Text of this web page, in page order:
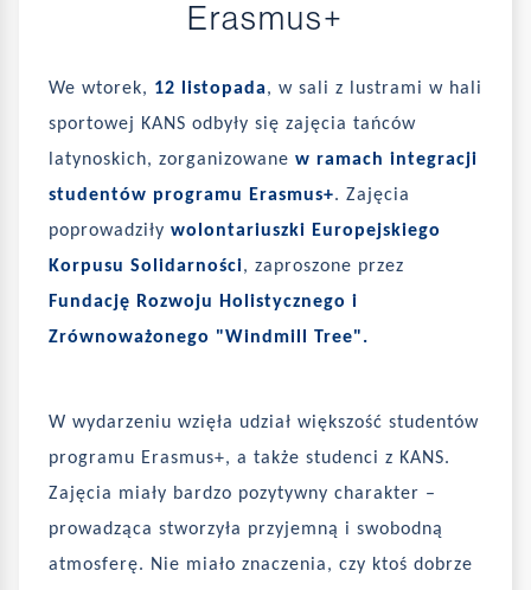
Erasmus+
We wtorek, 12 listopada, w sali z lustrami w hali
sportowej KANS odbyły się zajęcia tańców
latynoskich, zorganizowane w ramach integracji
studentów programu Erasmus+. Zajęcia
poprowadziły wolontariuszki Europejskiego
Korpusu Solidarności, zaproszone przez
Fundację Rozwoju Holistycznego i
Zrównoważonego "Windmill Tree".
W wydarzeniu wzięła udział większość studentów
programu Erasmus+, a także studenci z KANS.
Zajęcia miały bardzo pozytywny charakter –
prowadząca stworzyła przyjemną i swobodną
atmosferę. Nie miało znaczenia, czy ktoś dobrze